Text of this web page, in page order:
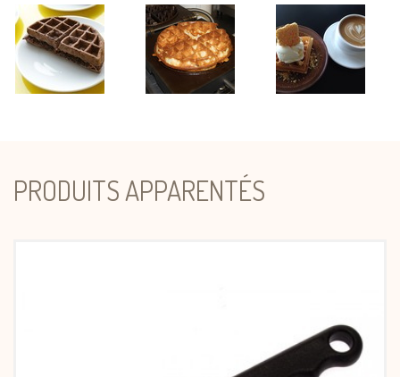
PRODUITS APPARENTÉS